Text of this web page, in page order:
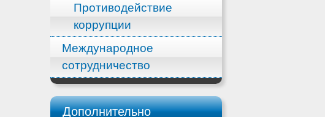
Противодействие
коррупции
Международное
сотрудничество
Дополнительно